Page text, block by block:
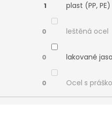
1 plast (PP, PE)
0 leštěná ocel
0 lakované
0 Ocel s